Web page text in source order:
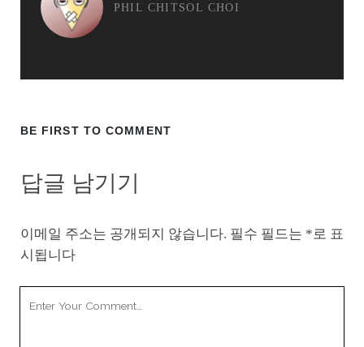
PHIL CHITSOL CHOI
BE FIRST TO COMMENT
답글 남기기
이메일 주소는 공개되지 않습니다. 필수 필드는 *로 표
시됩니다